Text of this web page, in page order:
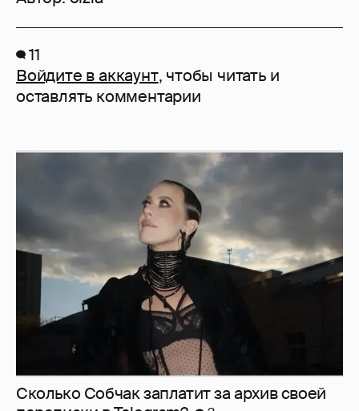
11
Войдите в аккаунт, чтобы читать и
оставлять комментарии
Сколько Собчак заплатит за архив своей